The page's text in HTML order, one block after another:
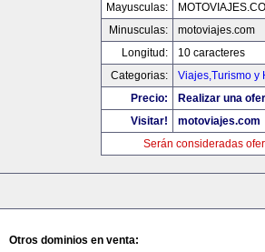
Mayusculas:
Minusculas:
motoviajes.com
Longitud:
10 caracteres
Categorias:
Viajes,Turismo y
Precio:
Realizar una
Visitar!
motoviajes.com
Serán consideradas
Otros dominios en venta: